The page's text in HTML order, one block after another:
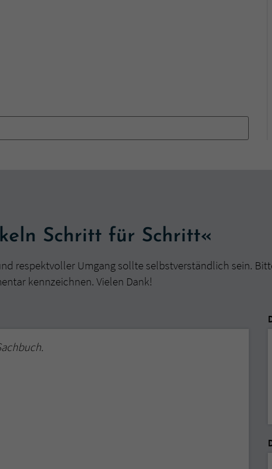
Schritt für Schritt«
respektvoller Umgang sollte selbstverständlich sein.
kennzeichnen. Vielen Dank!